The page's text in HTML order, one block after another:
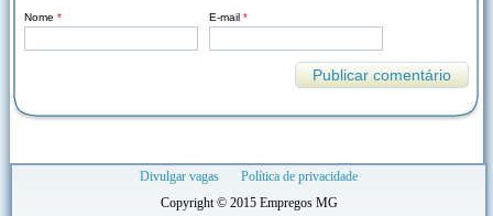
Nome * E-mail *
Divulgar vagas
Política de privacidade
Copyright © 2015 Empregos MG